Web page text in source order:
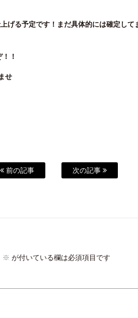
げる予定です！まだ具体的には確定し
！
せ
前の記事 次の記事
※ が付いている欄は必須項目です